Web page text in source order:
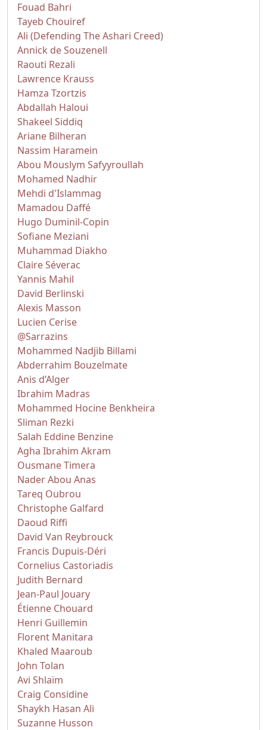
Fouad Bahri
Tayeb Chouiref
Ali (Defending The Ashari Creed)
Annick de Souzenell
Raouti Rezali
Lawrence Krauss
Hamza Tzortzis
Abdallah Haloui
Shakeel Siddiq
Ariane Bilheran
Nassim Haramein
Abou Mouslym Safyyroullah
Mohamed Nadhir
Mehdi d'Islammag
Mamadou Daffé
Hugo Duminil-Copin
Sofiane Meziani
Muhammad Diakho
Claire Séverac
Yannis Mahil
David Berlinski
Alexis Masson
Lucien Cerise
@Sarrazins
Mohammed Nadjib Billami
Abderrahim Bouzelmate
Anis d’Alger
Ibrahim Madras
Mohammed Hocine Benkheira
Sliman Rezki
Salah Eddine Benzine
Agha Ibrahim Akram
Ousmane Timera
Nader Abou Anas
Tareq Oubrou
Christophe Galfard
Daoud Riffi
David Van Reybrouck
Francis Dupuis-Déri
Cornelius Castoriadis
Judith Bernard
Jean-Paul Jouary
Étienne Chouard
Henri Guillemin
Florent Manitara
Khaled Maaroub
John Tolan
Avi Shlaïm
Craig Considine
Shaykh Hasan Ali
Suzanne Husson